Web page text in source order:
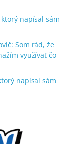
napísal sám
Som rád, že
využívať čo
napísal sám